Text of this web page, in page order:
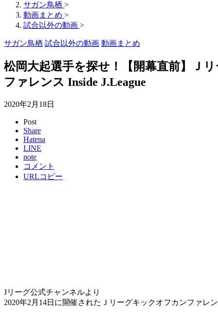
サガン鳥栖 >
動画まとめ >
試合以外の動画 >
サガン鳥栖 試合以外の動画 動画まとめ
松岡大起選手を探せ！【開幕直前】Ｊ
ファレンス Inside J.League
2020年2月18日
Post
Share
Hatena
LINE
note
コメント
URLコピー
Jリーグ公式チャンネルより
2020年2月14日に開催されたＪリーグキックオフカンファレ